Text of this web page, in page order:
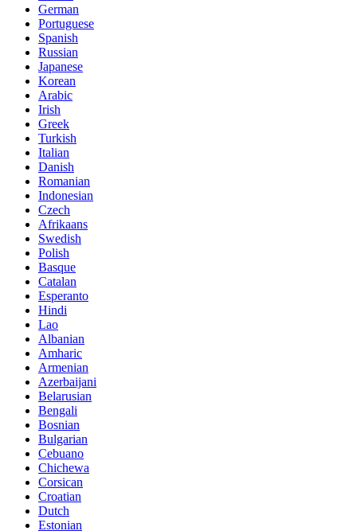
German
Portuguese
Spanish
Russian
Japanese
Korean
Arabic
Irish
Greek
Turkish
Italian
Danish
Romanian
Indonesian
Czech
Afrikaans
Swedish
Polish
Basque
Catalan
Esperanto
Hindi
Lao
Albanian
Amharic
Armenian
Azerbaijani
Belarusian
Bengali
Bosnian
Bulgarian
Cebuano
Chichewa
Corsican
Croatian
Dutch
Estonian